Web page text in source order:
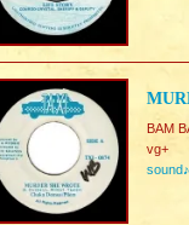
BAM
vg+
sound♪